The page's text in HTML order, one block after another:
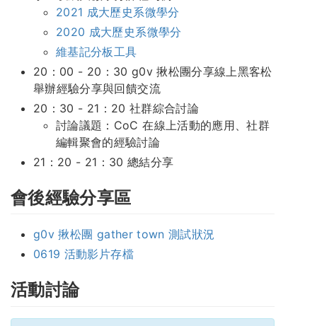
2021 成大歷史系微學分
2020 成大歷史系微學分
維基記分板工具
20：00 - 20：30 g0v 揪松團分享線上黑客松
舉辦經驗分享與回饋交流
20：30 - 21：20 社群綜合討論
討論議題：CoC 在線上活動的應用、社群
編輯聚會的經驗討論
21：20 - 21：30 總結分享
會後經驗分享區
g0v 揪松團 gather town 測試狀況
0619 活動影片存檔
活動討論